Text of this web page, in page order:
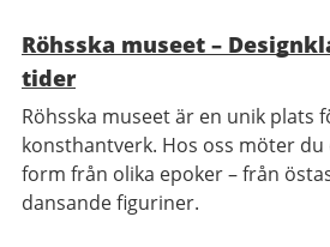
Röhsska museet –
tider
Röhsska museet är en unik plats
konsthantverk. Hos oss möter du
form från olika epoker – från
dansande figuriner.